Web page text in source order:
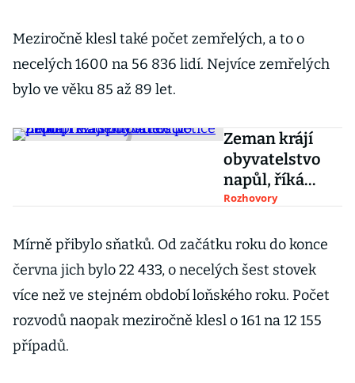
Meziročně klesl také počet zemřelých, a to o
necelých 1600 na 56 836 lidí. Nejvíce zemřelých
bylo ve věku 85 až 89 let.
Zeman krájí
obyvatelstvo
napůl, říká
spoluautor
prezidentovi
Fedor Bruoth
Rozhovory
Mírně přibylo sňatků. Od začátku roku do konce
června jich bylo 22 433, o necelých šest stovek
více než ve stejném období loňského roku. Počet
rozvodů naopak meziročně klesl o 161 na 12 155
případů.